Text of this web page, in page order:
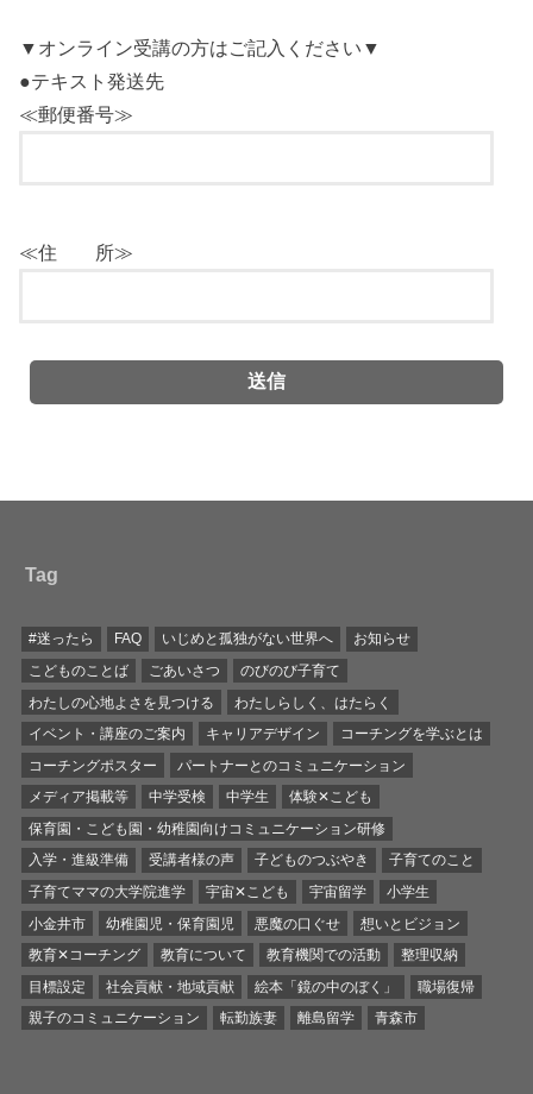
▼オンライン受講の方はご記入ください▼
●テキスト発送先
≪郵便番号≫
≪住 所≫
Tag
#迷ったら FAQ いじめと孤独がない世界へ
お知らせ
こどものことば
ごあいさつ
のびのび子育て
わたしの心地よさを見つける
わたしらしく、はたらく
イベント・講座のご案内
キャリアデザイン
コーチングを学ぶとは
コーチングポスター
パートナーとのコミュニケーション
メディア掲載等
中学受検 中学生
体験✕こども
保育園・こども園・幼稚園向けコミュニケーション研修
入学・進級準備
受講者様の声 子どものつぶやき
子育てのこと
子育てママの大学院進学
宇宙✕こども 宇宙留学
小学生
小金井市
幼稚園児・保育園児 悪魔の口ぐせ
想いとビジョン
教育✕コーチング
教育について 教育機関での活動
整理収納
目標設定
社会貢献・地域貢献 絵本「鏡の中のぼく」
職場復帰
親子のコミュニケーション
転勤族妻 離島留学 青森市